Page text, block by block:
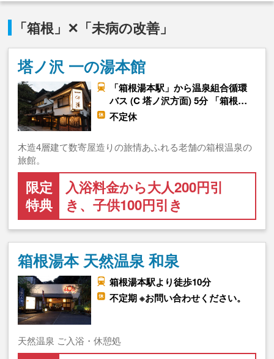
「箱根」✕「未病の改善」
塔ノ沢 一の湯本館
「箱根湯本駅」から温泉組合循環
バス (C 塔ノ沢方面) 5分 「箱根…
不定休
木造4層建て数寄屋造りの旅情あふれる老舗の箱根温泉の
旅館。
限定
特典
入浴料金から大人200円引
き、子供100円引き
箱根湯本 天然温泉 和泉
箱根湯本駅より徒歩10分
不定期 ※お問い合わせください。
天然温泉 ご入浴・休憩処